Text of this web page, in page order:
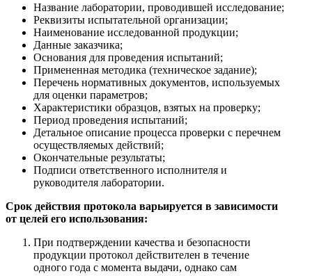
Название лаборатории, проводившей исследование;
Реквизиты испытательной организации;
Наименование исследованной продукции;
Данные заказчика;
Основания для проведения испытаний;
Примененная методика (техническое задание);
Перечень нормативных документов, используемых
для оценки параметров;
Характеристики образцов, взятых на проверку;
Период проведения испытаний;
Детальное описание процесса проверки с перечнем
осуществляемых действий;
Окончательные результаты;
Подписи ответственного исполнителя и
руководителя лаборатории.
Срок действия протокола варьируется в зависимости
от целей его использования:
При подтверждении качества и безопасности
продукции протокол действителен в течение
одного года с момента выдачи, однако сам